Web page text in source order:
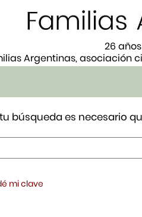
26
Argentinas, asociación
búsqueda es necesario
mi clave